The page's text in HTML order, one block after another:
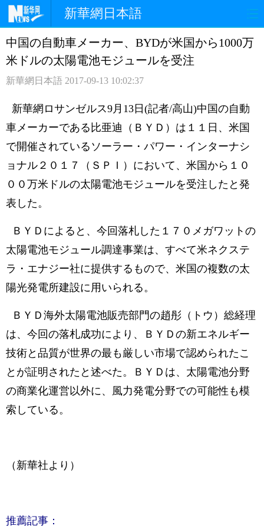
新華網日本語
ホームページ 政治 経済
観光 評論 写真
中日対訳
中国の自動車メーカー、BYDが米国から1000万
米ドルの太陽電池モジュールを受注
新華網日本語 2017-09-13 10:02:37
新華網ロサンゼルス9月13日(記者/高山)中国の自動
車メーカーである比亜迪（ＢＹＤ）は１１日、米国
で開催されているソーラー・パワー・インターナシ
ョナル２０１７（ＳＰＩ）において、米国から１０
００万米ドルの太陽電池モジュールを受注したと発
表した。
ＢＹＤによると、今回落札した１７０メガワットの
太陽電池モジュール調達事業は、すべて米ネクステ
ラ・エナジー社に提供するもので、米国の複数の太
陽光発電所建設に用いられる。
ＢＹＤ海外太陽電池販売部門の趙彤（トウ）総経理
は、今回の落札成功により、ＢＹＤの新エネルギー
技術と品質が世界の最も厳しい市場で認められたこ
とが証明されたと述べた。ＢＹＤは、太陽電池分野
の商業化運営以外に、風力発電分野での可能性も模
索している。
（新華社より）
推薦記事：